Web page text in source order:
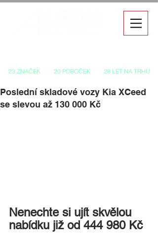
23 ZNAČEK 20 POBOČEK 28 LET NA TRHU
Poslední skladové vozy Kia XCeed
se slevou až 130 000 Kč
Nenechte si ujít skvělou
nabídku již od 444 980 Kč